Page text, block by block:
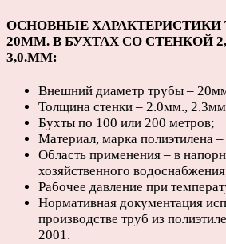
ОСНОВНЫЕ ХАРАКТЕРИСТИКИ
20ММ. В БУХТАХ СО СТЕНКОЙ
3,0.ММ:
Внешний диаметр трубы –
Толщина стенки – 2.0мм.,
Бухты по 100 или 200 метров;
Материал, марка полиэтилена
Область применения – в
хозяйственного
Рабочее давление при
Нормативная документация
производстве труб из
2001.